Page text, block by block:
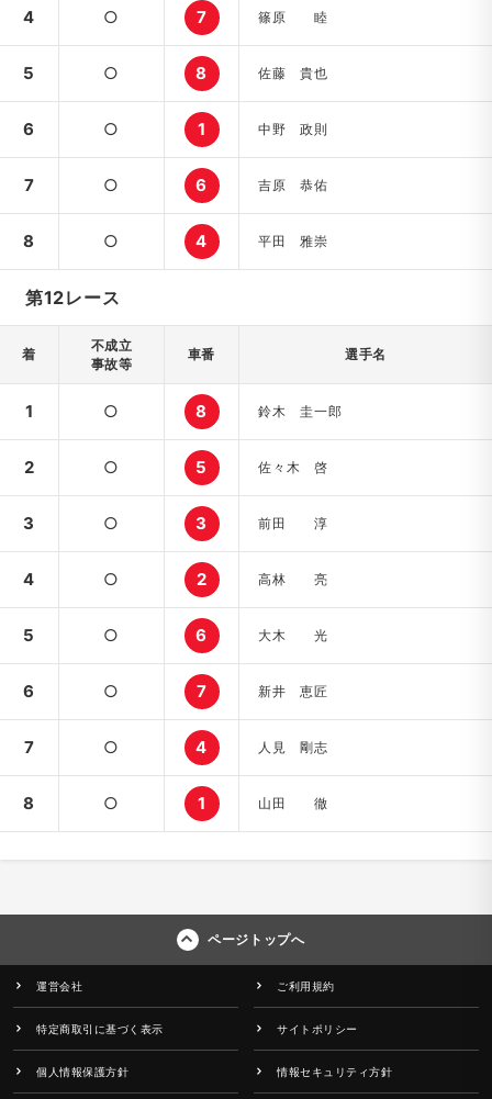
4 ○ 7 篠原 睦
5 ○ 8 佐藤 貴也
6 ○ 1 中野 政則
7 ○ 6 吉原 恭佑
8 ○ 4 平田 雅崇
第12レース
着
不成立
事故等
車番 選手名
1 ○ 8 鈴木 圭一郎
2 ○ 5 佐々木 啓
3 ○ 3 前田 淳
4 ○ 2 高林 亮
5 ○ 6 大木 光
6 ○ 7 新井 恵匠
7 ○ 4 人見 剛志
8 ○ 1 山田 徹
ページトップへ
運営会社 ご利用規約
特定商取引に基づく表示 サイトポリシー
個人情報保護方針 情報セキュリティ方針